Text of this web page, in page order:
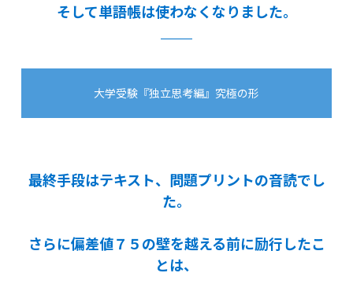
そして単語帳は使わなくなりました。
大学受験『独立思考編』究極の形
最終手段はテキスト、問題プリントの音読でし
た。
さらに偏差値７５の壁を越える前に励行したこ
とは、